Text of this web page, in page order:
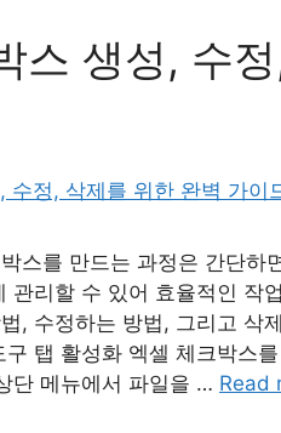
스 생성, 수
스를 만드는 과정은 간단하
관리할 수 있어 효율적인 작
, 수정하는 방법, 그리고 삭
탭 활성화 엑셀 체크박스
단 메뉴에서 파일을 … Read